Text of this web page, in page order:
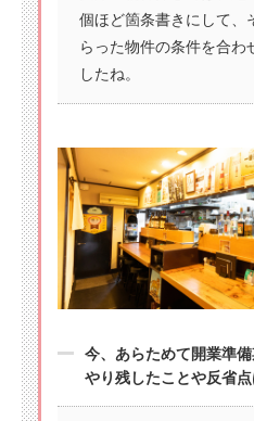
個ほど箇条書きにして、
らった物件の条件を合わ
したね。
今、あらためて開業準備
やり残したことや反省点